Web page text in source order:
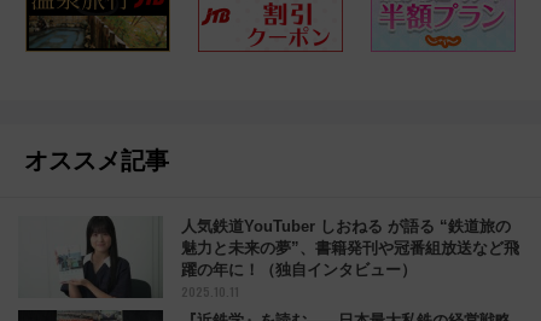
オススメ記事
人気鉄道YouTuber しおねる が語る “鉄道旅の
魅力と未来の夢”、書籍発刊や冠番組放送など飛
躍の年に！（独自インタビュー）
2025.10.11